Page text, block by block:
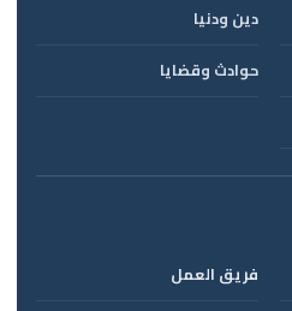
دين ودنيا
حوادث وقضايا
فريق العمل